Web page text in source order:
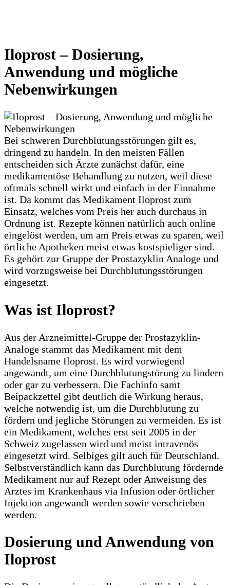
Iloprost – Dosierung,
Anwendung und mögliche
Nebenwirkungen
Bei schweren Durchblutungsstörungen gilt es,
dringend zu handeln. In den meisten Fällen
entscheiden sich Ärzte zunächst dafür, eine
medikamentöse Behandlung zu nutzen, weil diese
oftmals schnell wirkt und einfach in der Einnahme
ist. Da kommt das Medikament Iloprost zum
Einsatz, welches vom Preis her auch durchaus in
Ordnung ist. Rezepte können natürlich auch online
eingelöst werden, um am Preis etwas zu sparen, weil
örtliche Apotheken meist etwas kostspieliger sind.
Es gehört zur Gruppe der Prostazyklin Analoge und
wird vorzugsweise bei Durchblutungsstörungen
eingesetzt.
Was ist Iloprost?
Aus der Arzneimittel-Gruppe der Prostazyklin-
Analoge stammt das Medikament mit dem
Handelsname Iloprost. Es wird vorwiegend
angewandt, um eine Durchblutungstörung zu lindern
oder gar zu verbessern. Die Fachinfo samt
Beipackzettel gibt deutlich die Wirkung heraus,
welche notwendig ist, um die Durchblutung zu
fördern und jegliche Störungen zu vermeiden. Es ist
ein Medikament, welches erst seit 2005 in der
Schweiz zugelassen wird und meist intravenös
eingesetzt wird. Selbiges gilt auch für Deutschland.
Selbstverständlich kann das Durchblutung fördernde
Medikament nur auf Rezept oder Anweisung des
Arztes im Krankenhaus via Infusion oder örtlicher
Injektion angewandt werden sowie verschrieben
werden.
Dosierung und Anwendung von
Iloprost